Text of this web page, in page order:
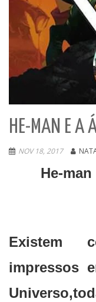
HE-MAN E A
NOV 18, 2017
He-
Existem
impressos